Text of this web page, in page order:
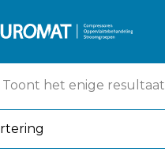
Toont het enige resultaat